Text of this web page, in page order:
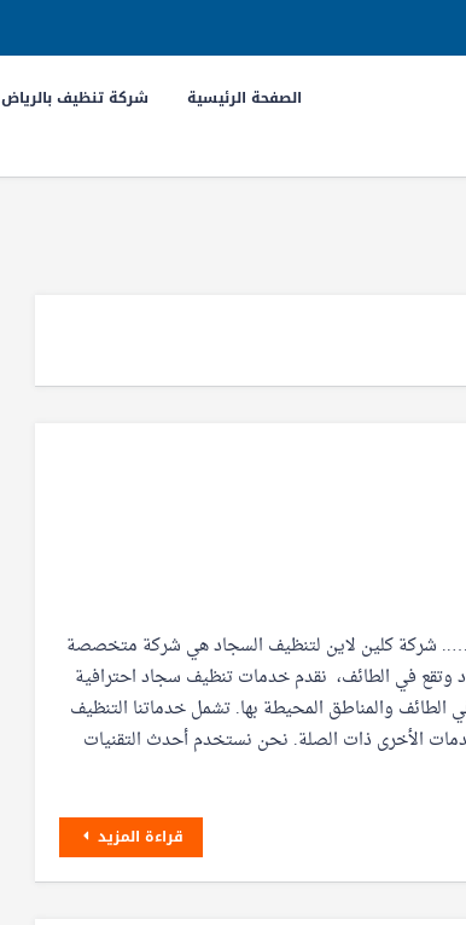
الصفحة الرئيسية شركة تنظيف بالرياض
….. شركة كلين لاين لتنظيف السجاد هي شركة متخصصة
في الطائف، نقدم خدمات تنظيف سجاد احترافية
الطائف والمناطق المحيطة بها. تشمل خدماتنا التنظيف
الأخرى ذات الصلة. نحن نستخدم أحدث التقنيات
قراءة المزيد